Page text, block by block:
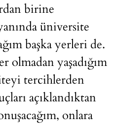
birine
üniversite
başka yerleri de.
olmadan yaşadığım
tercihlerden
açıklandıktan
onlara